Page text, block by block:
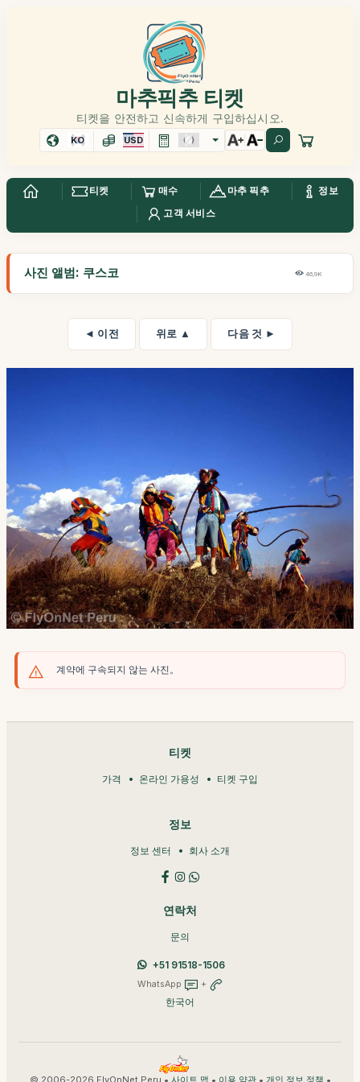
마추픽추 티켓
티켓을 안전하고 신속하게 구입하십시오.
KO USD
티켓 매수 마추 픽추
정보
고객 서비스
사진 앨범: 쿠스코 46,9K
◄ 이전 위로 ▲ 다음 것 ►
계약에 구속되지 않는 사진。
티켓
가격 온라인 가용성 티켓 구입
정보
정보 센터 회사 소개
연락처
문의
+51 91518-1506
WhatsApp +
한국어
© 2006-2026 FlyOnNet Peru • • • •